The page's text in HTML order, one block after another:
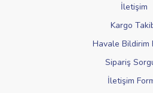
Gönder
İletişim
Kargo
Havale Bildirim
Sipariş
İletişim